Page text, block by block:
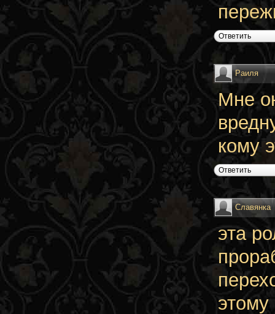
Ответить
Раиля
Мне
кому
Ответить
Славянка
эта